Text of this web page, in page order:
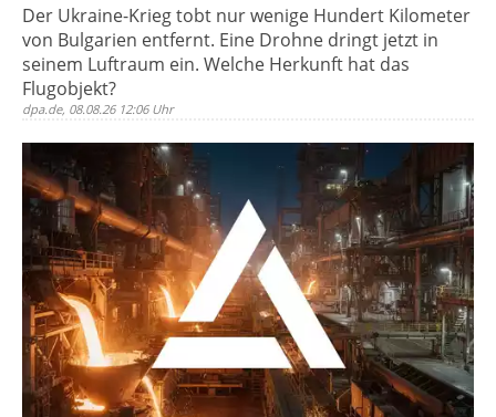
Der Ukraine-Krieg tobt nur wenige Hundert Kilometer
von Bulgarien entfernt. Eine Drohne dringt jetzt in
seinem Luftraum ein. Welche Herkunft hat das
Flugobjekt?
dpa.de, 08.08.26 12:06 Uhr